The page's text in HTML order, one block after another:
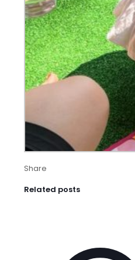
Share
Related posts